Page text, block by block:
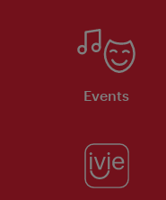
Events